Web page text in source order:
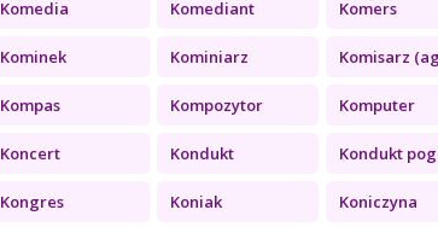
Komedia Komediant Komers
Kominek Kominiarz Komisarz
Kompas Kompozytor Komputer
Koncert Kondukt Kondukt
Kongres Koniak Koniczyna